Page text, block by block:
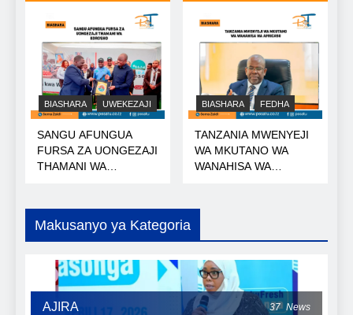
BIASHARA UWEKEZAJI
SANGU AFUNGUA
FURSA ZA UONGEZAJI
THAMANI WA
BIASHARA FEDHA
TANZANIA MWENYEJI
WA MKUTANO WA
WANAHISA WA
Makusanyo ya Kategoria
AJIRA 37 News